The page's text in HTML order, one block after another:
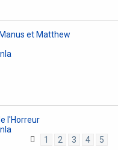
et Matthew
l'Horreur
1 2 3 4 5